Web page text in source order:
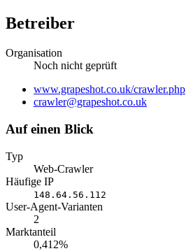
Betreiber
Organisation
Noch nicht geprüft
Website
www.grapeshot.co.uk/crawler.php
E-
crawler@grapeshot.co.uk
Auf einen Blick
Typ
Web-Crawler
Häufige IP
148.64.56.112
User-Agent-Varianten
2
Marktanteil
0,412%